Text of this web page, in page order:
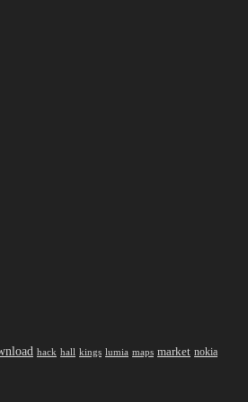
hack hall kings lumia maps market nokia